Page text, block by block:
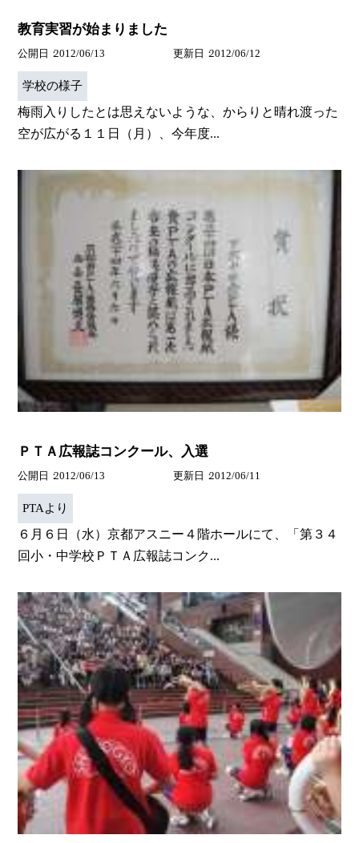
教育実習が始まりました
公開日 2012/06/13 更新日 2012/06/12
学校の様子
梅雨入りしたとは思えないような、からりと晴れ渡った
空が広がる１１日（月）、今年度...
ＰＴＡ広報誌コンクール、入選
公開日 2012/06/13 更新日 2012/06/11
PTAより
６月６日（水）京都アスニー４階ホールにて、「第３４
回小・中学校ＰＴＡ広報誌コンク...